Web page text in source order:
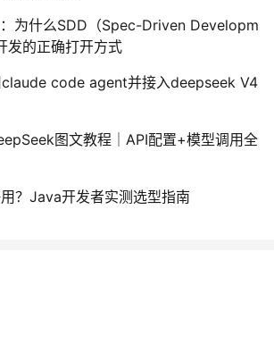
为什么SDD（Spec-Driven Developm
发的正确打开方式
code agent并接入deepseek V4
图文教程｜API配置+模型调用全
？Java开发者实测选型指南